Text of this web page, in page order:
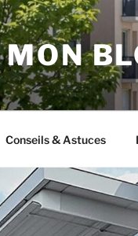
MON
Conseils & Astuces